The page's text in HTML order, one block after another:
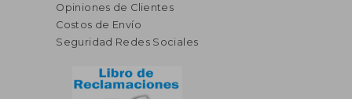
Opiniones de Clientes
Costos de Envío
Seguridad Redes Sociales